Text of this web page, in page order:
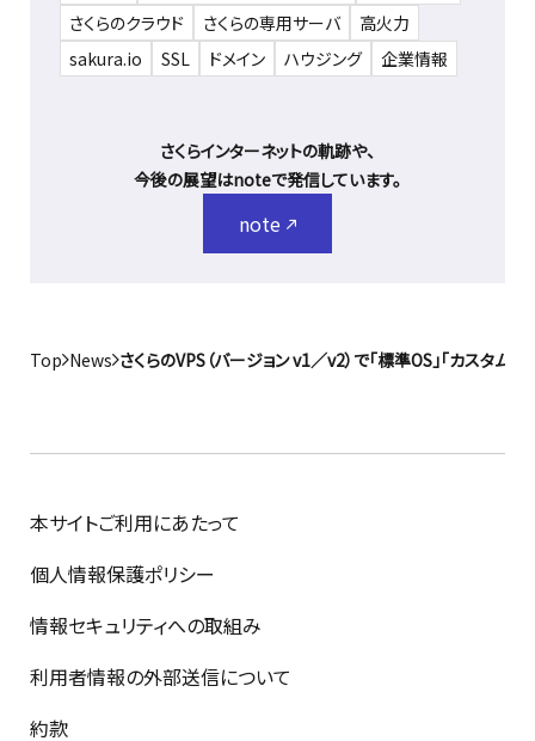
さくらのクラウド
さくらの専用サーバ
高火力
sakura.io
SSL ドメイン ハウジング 企業情報
さくらインターネットの軌跡や、
今後の展望はnoteで発信しています。
note
Top News さくらのVPS（バージョン v1／v2）で「標準OS」「カスタム
本サイトご利用にあたって
個人情報保護ポリシー
情報セキュリティへの取組み
利用者情報の外部送信について
約款